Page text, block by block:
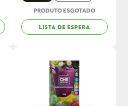
PRODUTO ESGOTADO
LISTA DE ESPERA